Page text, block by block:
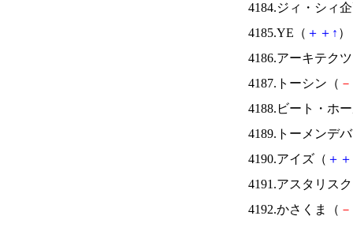
4184.ジィ・シィ
4185.YE（ ＋ ＋ ↑ ）
4186.アーキテク
4187.トーシン（ －
4188.ビート・ホ
4189.トーメンデ
4190.アイズ（ ＋ ＋
4191.アスタリス
4192.かさくま（ －